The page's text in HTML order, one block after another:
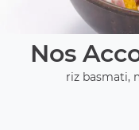
Nos
riz basmati,